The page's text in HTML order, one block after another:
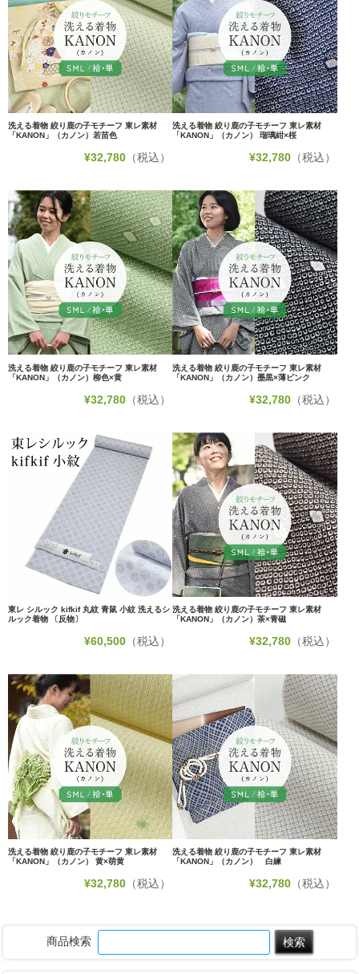
洗える着物 絞り鹿の子モチーフ 東レ素材
「KANON」（カノン）若苗色
¥32,780 （税込）
洗える着物 絞り鹿の子モチーフ 東レ素材
「KANON」（カノン） 瑠璃紺×桜
¥32,780（税込）
洗える着物 絞り鹿の子モチーフ 東レ素材
「KANON」（カノン）柳色×黄
¥32,780 （税込）
洗える着物 絞り鹿の子モチーフ 東レ素材
「KANON」（カノン）墨黒×薄ピンク
¥32,780（税込）
東レ シルック kifkif 丸紋 青鼠 小紋 洗えるシ
ルック着物 〔反物〕
¥60,500 （税込）
洗える着物 絞り鹿の子モチーフ 東レ素材
「KANON」（カノン）茶×青磁
¥32,780（税込）
洗える着物 絞り鹿の子モチーフ 東レ素材
「KANON」（カノン） 黄×萌黄
¥32,780 （税込）
洗える着物 絞り鹿の子モチーフ 東レ素材
「KANON」（カノン） 白練
¥32,780（税込）
商品検索